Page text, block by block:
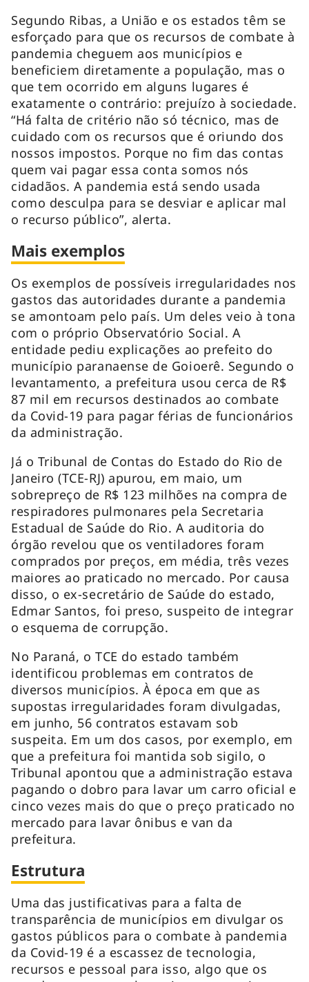
Segundo Ribas, a União e os estados têm se
esforçado para que os recursos de combate à
pandemia cheguem aos municípios e
beneficiem diretamente a população, mas o
que tem ocorrido em alguns lugares é
exatamente o contrário: prejuízo à sociedade.
“Há falta de critério não só técnico, mas de
cuidado com os recursos que é oriundo dos
nossos impostos. Porque no fim das contas
quem vai pagar essa conta somos nós
cidadãos. A pandemia está sendo usada
como desculpa para se desviar e aplicar mal
o recurso público”, alerta.
Mais exemplos
Os exemplos de possíveis irregularidades nos
gastos das autoridades durante a pandemia
se amontoam pelo país. Um deles veio à tona
com o próprio Observatório Social. A
entidade pediu explicações ao prefeito do
município paranaense de Goioerê. Segundo o
levantamento, a prefeitura usou cerca de R$
87 mil em recursos destinados ao combate
da Covid-19 para pagar férias de funcionários
da administração.
Já o Tribunal de Contas do Estado do Rio de
Janeiro (TCE-RJ) apurou, em maio, um
sobrepreço de R$ 123 milhões na compra de
respiradores pulmonares pela Secretaria
Estadual de Saúde do Rio. A auditoria do
órgão revelou que os ventiladores foram
comprados por preços, em média, três vezes
maiores ao praticado no mercado. Por causa
disso, o ex-secretário de Saúde do estado,
Edmar Santos, foi preso, suspeito de integrar
o esquema de corrupção.
No Paraná, o TCE do estado também
identificou problemas em contratos de
diversos municípios. À época em que as
supostas irregularidades foram divulgadas,
em junho, 56 contratos estavam sob
suspeita. Em um dos casos, por exemplo, em
que a prefeitura foi mantida sob sigilo, o
Tribunal apontou que a administração estava
pagando o dobro para lavar um carro oficial e
cinco vezes mais do que o preço praticado no
mercado para lavar ônibus e van da
prefeitura.
Estrutura
Uma das justificativas para a falta de
transparência de municípios em divulgar os
gastos públicos para o combate à pandemia
da Covid-19 é a escassez de tecnologia,
recursos e pessoal para isso, algo que os